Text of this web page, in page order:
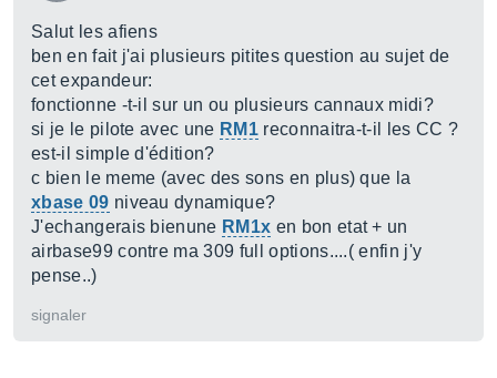
Salut les afiens
ben en fait j'ai plusieurs pitites question au sujet de
cet expandeur:
fonctionne -t-il sur un ou plusieurs cannaux midi?
si je le pilote avec une RM1reconnaitra-t-il les CC ?
est-il simple d'édition?
c bien le meme (avec des sons en plus) que la
xbase 09 niveau dynamique?
J'echangerais bienune RM1x en bon etat + un
airbase99 contre ma 309 full options....( enfin j'y
pense..)
signaler